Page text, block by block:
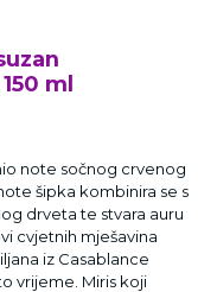
ml
note sočnog crvenog
šipka kombinira se s
drveta te stvara auru
cvjetnih mješavina
iz Casablance
vrijeme. Miris koji